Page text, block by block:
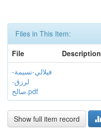
Files in This Item:
File
Description
فیلالي-نسیمة-
لرزق-
صالح.pdf
Show full item record